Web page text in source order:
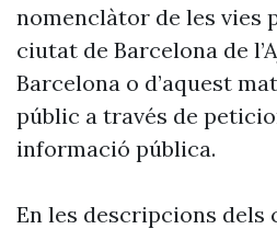
nomenclàtor de les vies
ciutat de Barcelona de
Barcelona o d’aquest
públic a través de
informació pública.
En les descripcions dels